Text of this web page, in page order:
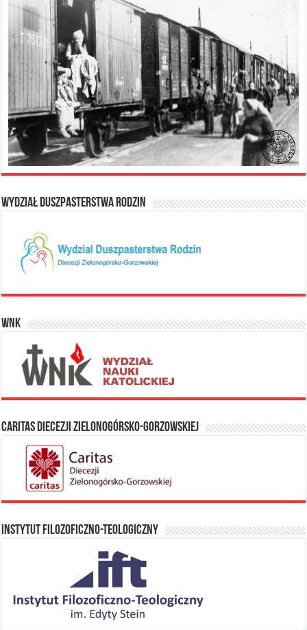
Wydział Duszpasterstwa Rodzin
WNK
Caritas Diecezji Zielonogórsko-Gorzowskiej
Instytut Filozoficzno-Teologiczny